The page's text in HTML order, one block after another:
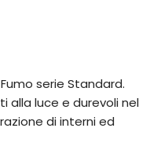
serie Standard.
alla luce e durevoli nel
di interni ed